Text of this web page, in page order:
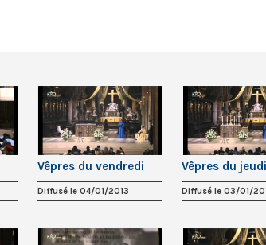
Vêpres du vendredi
Diffusé le 04/01/2013
Vêpres du jeudi
Diffusé le 03/01/